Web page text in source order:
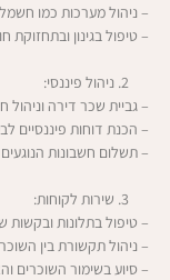
– ניהול מערכות כמו
– טיפול בגינון ובתחזוקת
ניהול פיננסי:
– גביית שכר דירה וניהול
– הכנת דוחות פיננסיים
– תשלום חשבונות
שירות לקוחות:
– טיפול בתלונות ובקשות
– ניהול תקשורת בין
– סיוע בשימור השוכרים